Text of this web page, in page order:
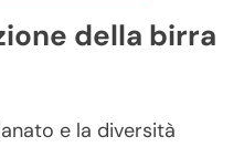
della birra
e la diversità